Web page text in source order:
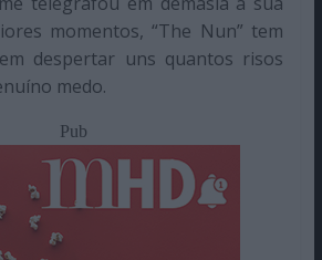
momentos, “The Nun” tem
despertar uns quantos risos
medo.
Pub